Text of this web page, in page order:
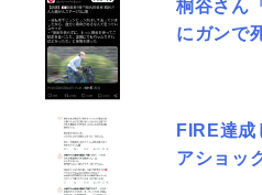
桐谷さん
にガンで
FIRE達成
アショッ